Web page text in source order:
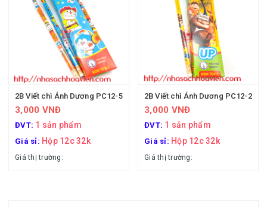
2B Viết chì Ánh Dương PC12-5
3,000 VNĐ
ĐVT: 1 sản phẩm
Giá sỉ: Hộp 12c 32k
Giá thị trường:
2B Viết chì Ánh Dương PC12-2
3,000 VNĐ
ĐVT: 1 sản phẩm
Giá sỉ: Hộp 12c 32k
Giá thị trường: